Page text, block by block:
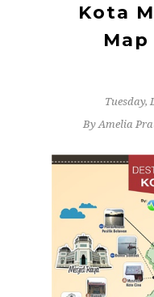
Kota
Tuesday,
By Amelia